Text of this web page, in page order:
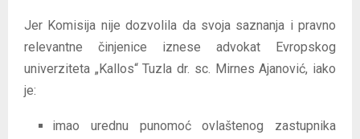
Jer Komisija nije dozvolila da svoja saznanja i pravno
relevantne činjenice iznese advokat Evropskog
univerziteta „Kallos“ Tuzla dr. sc. Mirnes Ajanović, iako
je:
imao urednu punomoć ovlaštenog zastupnika